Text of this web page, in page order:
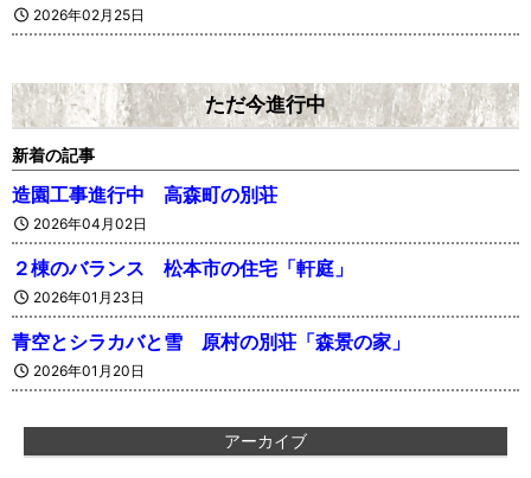
2026年02月25日
ただ今進行中
新着の記事
造園工事進行中 高森町の別荘
2026年04月02日
２棟のバランス 松本市の住宅「軒庭」
2026年01月23日
青空とシラカバと雪 原村の別荘「森景の家」
2026年01月20日
アーカイブ